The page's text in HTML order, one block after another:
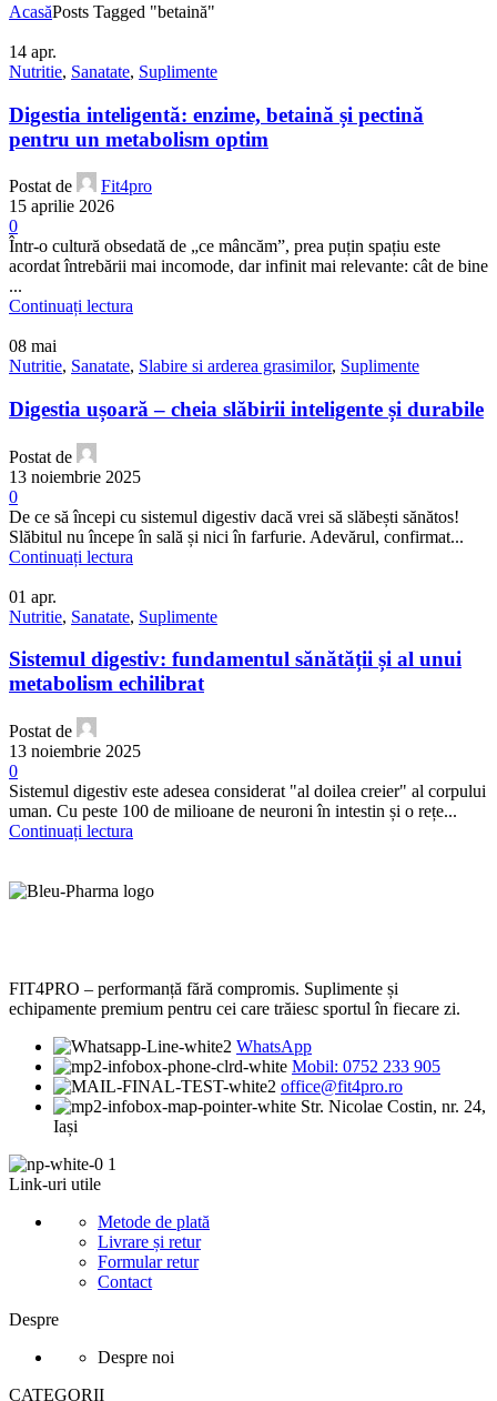
AcasăPosts Tagged "betaină"
14 apr.
Nutritie, Sanatate, Suplimente
Digestia inteligentă: enzime, betaină și pectină
pentru un metabolism optim
Postat de
Fit4pro
15 aprilie 2026
0
Într-o cultură obsedată de „ce mâncăm”, prea puțin spațiu este
acordat întrebării mai incomode, dar infinit mai relevante: cât de bine
...
Continuați lectura
08 mai
Nutritie, Sanatate, Slabire si arderea grasimilor, Suplimente
Digestia ușoară – cheia slăbirii inteligente și durabile
Postat de
13 noiembrie 2025
0
De ce să începi cu sistemul digestiv dacă vrei să slăbești sănătos!
Slăbitul nu începe în sală și nici în farfurie. Adevărul, confirmat...
Continuați lectura
01 apr.
Nutritie, Sanatate, Suplimente
Sistemul digestiv: fundamentul sănătății și al unui
metabolism echilibrat
Postat de
13 noiembrie 2025
0
Sistemul digestiv este adesea considerat "al doilea creier" al corpului
uman. Cu peste 100 de milioane de neuroni în intestin și o rețe...
Continuați lectura
FIT4PRO – performanță fără compromis. Suplimente și
echipamente premium pentru cei care trăiesc sportul în fiecare zi.
WhatsApp
Mobil: 0752 233 905
office@fit4pro.ro
Str. Nicolae Costin, nr. 24,
Iași
Link-uri utile
Metode de plată
Livrare și retur
Formular retur
Contact
Despre
Despre noi
CATEGORII